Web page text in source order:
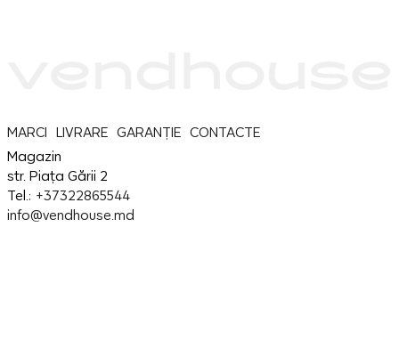
MARCI LIVRARE GARANȚIE
CONTACTE
Magazin
str. Piața Gării 2
Tel.: +37322865544
info@vendhouse.md